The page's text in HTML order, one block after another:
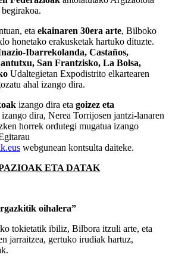
eta ekainaren 30era arte, Bilboko
honetako erakusketak hartuko dituzte.
Ibarrekolanda, Castaños,
San Frantzisko, La Bolsa,
Udaltegietan Expodistrito elkartearen
ahal izango dira.
izango dira eta goizez eta
dira, Nerea Torrijosen jantzi-lanaren
horrek ordutegi mugatua izango
webgunean kontsulta daiteke.
ETA DATAK
oihalera”
tokietatik ibiliz, Bilbora itzuli arte, eta
jarraitzea, gertuko irudiak hartuz,